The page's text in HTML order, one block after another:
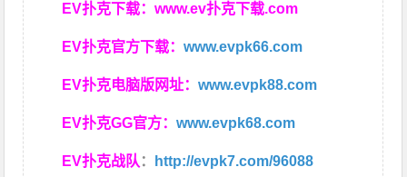
EV扑克下载：www.ev扑克下载.com
EV扑克官方下载：www.evpk66.com
EV扑克电脑版网址：www.evpk88.com
EV扑克GG官方：www.evpk68.com
EV扑克战队： http://evpk7.com/96088